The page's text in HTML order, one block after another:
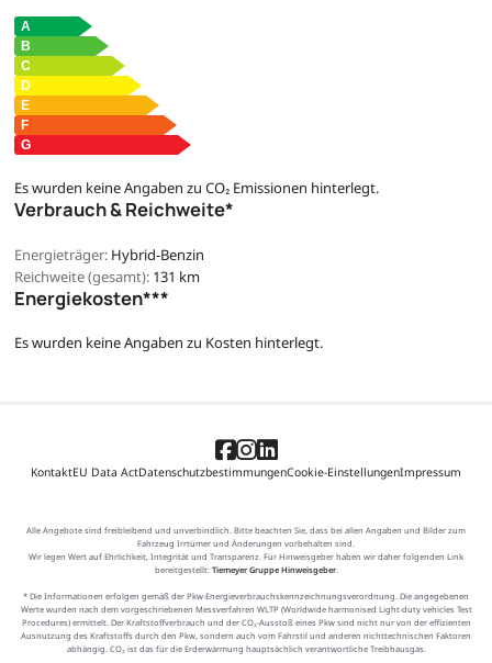
Es wurden keine Angaben zu CO₂ Emissionen hinterlegt.
Verbrauch & Reichweite*
Energieträger: Hybrid-Benzin
Reichweite (gesamt): 131 km
Energiekosten***
Es wurden keine Angaben zu Kosten hinterlegt.
KontaktEU Data ActDatenschutzbestimmungenCookie-EinstellungenImpressum
Alle Angebote sind freibleibend und unverbindlich. Bitte beachten Sie, dass bei allen Angaben und Bilder zum
Fahrzeug Irrtümer und Änderungen vorbehalten sind.
Wir legen Wert auf Ehrlichkeit, Integrität und Transparenz. Für Hinweisgeber haben wir daher folgenden Link
bereitgestellt: Tiemeyer Gruppe Hinweisgeber.
* Die Informationen erfolgen gemäß der Pkw-Energieverbrauchskennzeichnungsverordnung. Die angegebenen
Werte wurden nach dem vorgeschriebenen Messverfahren WLTP (Worldwide harmonised Light-duty vehicles Test
Procedures) ermittelt. Der Kraftstoffverbrauch und der CO₂-Ausstoß eines Pkw sind nicht nur von der effizienten
Ausnutzung des Kraftstoffs durch den Pkw, sondern auch vom Fahrstil und anderen nichttechnischen Faktoren
abhängig. CO₂ ist das für die Erderwärmung hauptsächlich verantwortliche Treibhausgas.